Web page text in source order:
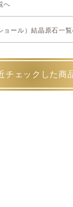
へ
ョール）結晶原石一覧
チェックした商